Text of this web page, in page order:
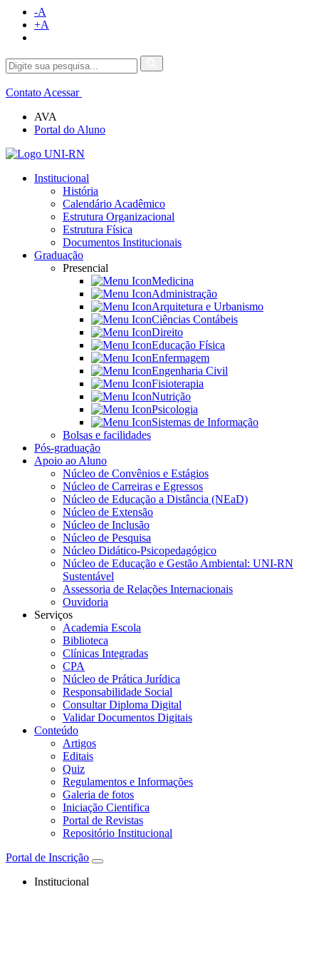
-A
+A
Contato Acessar
AVA
Portal do Aluno
Institucional
História
Calendário Acadêmico
Estrutura Organizacional
Estrutura Física
Documentos Institucionais
Graduação
Presencial
Medicina
Administração
Arquitetura e Urbanismo
Ciências Contábeis
Direito
Educação Física
Enfermagem
Engenharia Civil
Fisioterapia
Nutrição
Psicologia
Sistemas de Informação
Bolsas e facilidades
Pós-graduação
Apoio ao Aluno
Núcleo de Convênios e Estágios
Núcleo de Carreiras e Egressos
Núcleo de Educação a Distância (NEaD)
Núcleo de Extensão
Núcleo de Inclusão
Núcleo de Pesquisa
Núcleo Didático-Psicopedagógico
Núcleo de Educação e Gestão Ambiental: UNI-RN
Sustentável
Assessoria de Relações Internacionais
Ouvidoria
Serviços
Academia Escola
Biblioteca
Clínicas Integradas
CPA
Núcleo de Prática Jurídica
Responsabilidade Social
Consultar Diploma Digital
Validar Documentos Digitais
Conteúdo
Artigos
Editais
Quiz
Regulamentos e Informações
Galeria de fotos
Iniciação Cientifica
Portal de Revistas
Repositório Institucional
Portal de Inscrição
Institucional